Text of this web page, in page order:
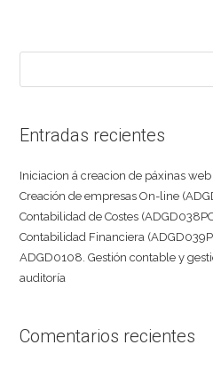
Entradas recientes
Iniciacion á creacion de páxinas web
Creación de empresas On-line
Contabilidad de Costes
Contabilidad Financiera
ADGD0108. Gestión contable y
auditoría
Comentarios recientes